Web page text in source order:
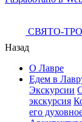
СВЯТО-
Назад
О Лавре
Едем в
Экскурсии
экскурсия
его